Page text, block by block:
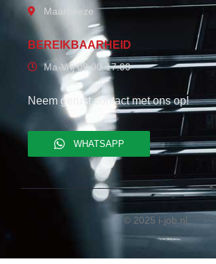
Maarheeze
BEREIKBAARHEID
Ma-Vrij 09:00-17:00
Neem gerust contact met ons op!
WHATSAPP
© 2025 i-job.nl